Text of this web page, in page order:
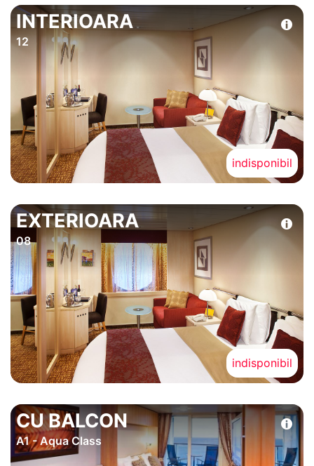
INTERIOARA
12
indisponibil
EXTERIOARA
08
indisponibil
CU BALCON
A1 - Aqua Class